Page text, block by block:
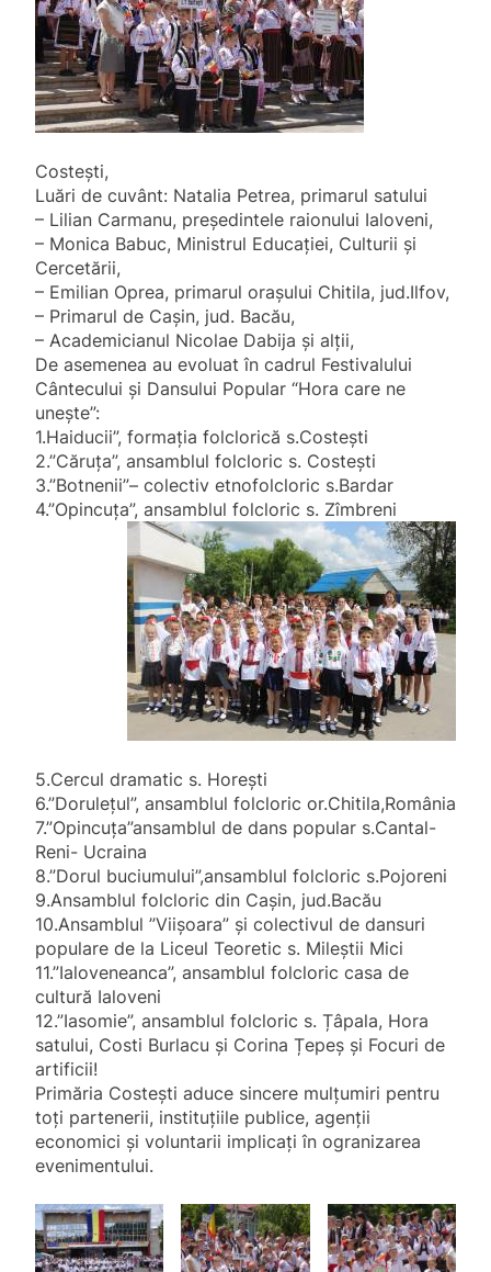
Costești,
Luări de cuvânt: Natalia Petrea, primarul satului
– Lilian Carmanu, președintele raionului Ialoveni,
– Monica Babuc, Ministrul Educației, Culturii și
Cercetării,
– Emilian Oprea, primarul orașului Chitila, jud.Ilfov,
– Primarul de Cașin, jud. Bacău,
– Academicianul Nicolae Dabija și alții,
De asemenea au evoluat în cadrul Festivalului
Cântecului și Dansului Popular “Hora care ne
unește”:
1.Haiducii”, formația folclorică s.Costești
2.”Căruța”, ansamblul folcloric s. Costești
3.”Botnenii”– colectiv etnofolcloric s.Bardar
4.”Opincuța”, ansamblul folcloric s. Zîmbreni
5.Cercul dramatic s. Horești
6.”Dorulețul”, ansamblul folcloric or.Chitila,România
7.”Opincuța”ansamblul de dans popular s.Cantal-
Reni- Ucraina
8.”Dorul buciumului”,ansamblul folcloric s.Pojoreni
9.Ansamblul folcloric din Cașin, jud.Bacău
10.Ansamblul ”Viișoara” și colectivul de dansuri
populare de la Liceul Teoretic s. Mileștii Mici
11.”Ialoveneanca”, ansamblul folcloric casa de
cultură Ialoveni
12.”Iasomie”, ansamblul folcloric s. Țâpala, Hora
satului, Costi Burlacu și Corina Țepeș și Focuri de
artificii!
Primăria Costești aduce sincere mulțumiri pentru
toți partenerii, instituțiile publice, agenții
economici și voluntarii implicați în ogranizarea
evenimentului.